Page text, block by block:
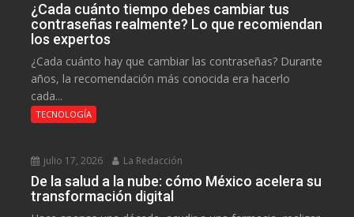
¿Cada cuánto tiempo debes cambiar tus
contraseñas realmente? Lo que recomiendan
los expertos
¿Cada cuánto hay que cambiar las contraseñas? Durante
años, la recomendación más conocida era hacerlo
cada...
TECNOLOGÍA
julio 17, 2026 La Redacción
De la salud a la nube: cómo México acelera su
transformación digital